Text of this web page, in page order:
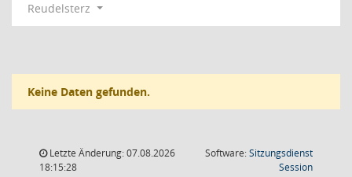
Reudelsterz
Keine Daten gefunden.
Letzte Änderung: 07.08.2026
18:15:28
Software:Sitzungsdienst
Session(Wird in